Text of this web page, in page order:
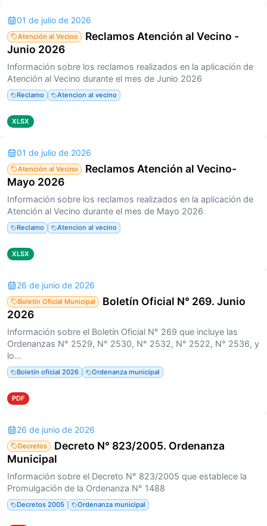
01 de julio de 2026
Atención al Vecino
Reclamos Atención al Vecino -
Junio 2026
Información sobre los reclamos realizados en la aplicación de
Atención al Vecino durante el mes de Junio 2026
Reclamo Atencion al vecino
XLSX
01 de julio de 2026
Atención al Vecino
Reclamos Atención al Vecino-
Mayo 2026
Información sobre los reclamos realizados en la aplicación de
Atención al Vecino durante el mes de Mayo 2026
Reclamo Atencion al vecino
XLSX
26 de junio de 2026
Boletín Oficial Municipal
Boletín Oficial N° 269. Junio
2026
Información sobre el Boletín Oficial N° 269 que incluye las
Ordenanzas N° 2529, N° 2530, N° 2532, N° 2522, N° 2536, y
lo...
Boletín oficial 2026 Ordenanza municipal
PDF
26 de junio de 2026
Decretos
Decreto N° 823/2005. Ordenanza
Municipal
Información sobre el Decreto N° 823/2005 que establece la
Promulgación de la Ordenanza N° 1488
Decretos 2005 Ordenanza municipal